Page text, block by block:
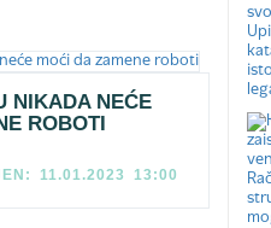
NIKADA NEĆE
ROBOTI
11.01.2023 13:00